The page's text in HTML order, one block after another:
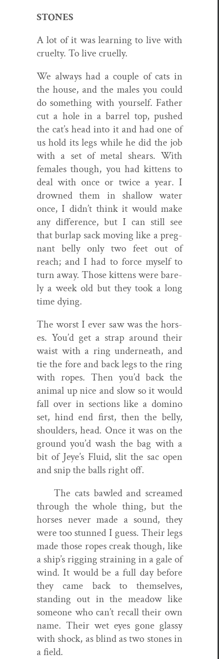
STONES
A lot of it was learn­ing to live with
cru­el­ty. To live cruelly.
We always had a cou­ple of cats in
the house, and the males you could
do some­thing with your­self. Father
cut a hole in a bar­rel top, pushed
the cat’s head into it and had one of
us hold its legs while he did the job
with a set of met­al shears. With
females though, you had kit­tens to
deal with once or twice a year. I
drowned them in shal­low water
once, I didn’t think it would make
any dif­fer­ence, but I can still see
that burlap sack mov­ing like a preg­
nant bel­ly only two feet out of
reach; and I had to force myself to
turn away. Those kit­tens were bare­
ly a week old but they took a long
time dying.
The worst I ever saw was the hors­
es. You’d get a strap around their
waist with a ring under­neath, and
tie the fore and back legs to the ring
with ropes. Then you’d back the
ani­mal up nice and slow so it would
fall over in sec­tions like a domi­no
set, hind end first, then the bel­ly,
shoul­ders, head. Once it was on the
ground you’d wash the bag with a
bit of Jeye’s Flu­id, slit the sac open
and snip the balls right off.
The cats bawled and screamed
through the whole thing, but the
hors­es nev­er made a sound, they
were too stunned I guess. Their legs
made those ropes creak though, like
a ship’s rig­ging strain­ing in a gale of
wind. It would be a full day before
they came back to them­selves,
stand­ing out in the mead­ow like
some­one who can’t recall their own
name. Their wet eyes gone glassy
with shock, as blind as two stones in
a field.